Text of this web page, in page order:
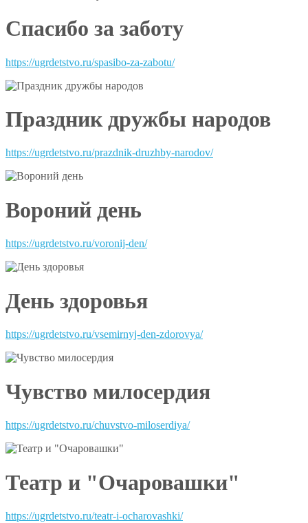
Спасибо за заботу
https://ugrdetstvo.ru/spasibo-za-zabotu/
Праздник дружбы народов
https://ugrdetstvo.ru/prazdnik-druzhby-narodov/
Вороний день
https://ugrdetstvo.ru/voronij-den/
День здоровья
https://ugrdetstvo.ru/vsemirnyj-den-zdorovya/
Чувство милосердия
https://ugrdetstvo.ru/chuvstvo-miloserdiya/
Театр и "Очаровашки"
https://ugrdetstvo.ru/teatr-i-ocharovashki/